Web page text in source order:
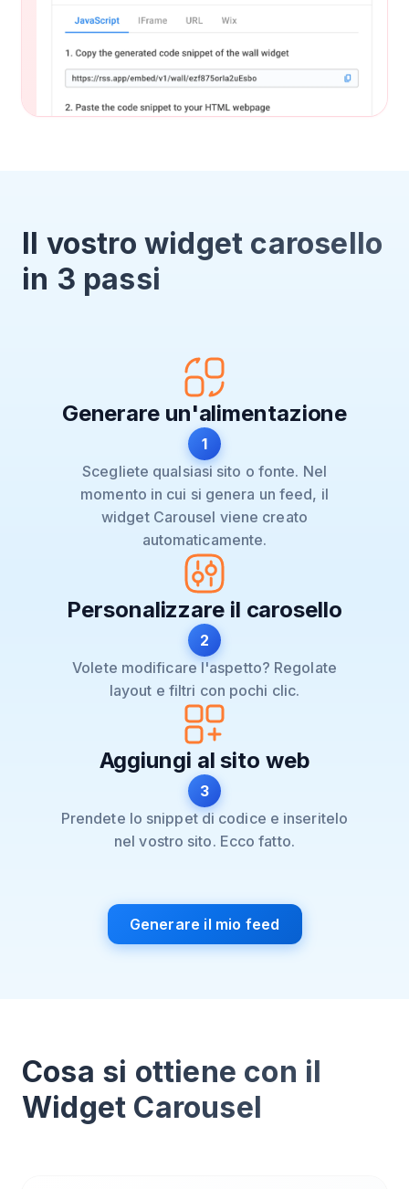
Il vostro widget carosello
in 3 passi
Generare un'alimentazione
1
Scegliete qualsiasi sito o fonte. Nel
momento in cui si genera un feed, il
widget Carousel viene creato
automaticamente.
Personalizzare il carosello
2
Volete modificare l'aspetto? Regolate
layout e filtri con pochi clic.
Aggiungi al sito web
3
Prendete lo snippet di codice e inseritelo
nel vostro sito. Ecco fatto.
Generare il mio feed
Cosa si ottiene con il
Widget Carousel